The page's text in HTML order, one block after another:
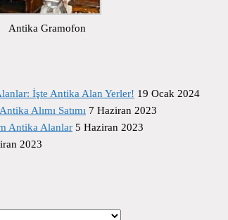
Antika Gramofon
İşte Antika Alan Yerler! 19 Ocak 2024
Alımı Satımı 7 Haziran 2023
Antika Alanlar 5 Haziran 2023
2023